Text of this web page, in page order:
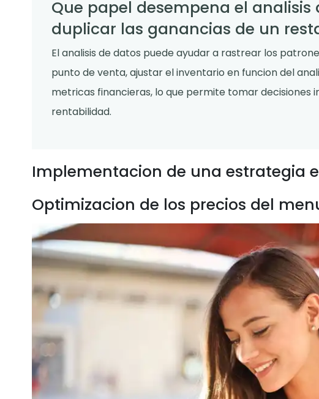
Que papel desempena el
duplicar las ganancias de un
El analisis de datos puede ayudar a rastrear los
punto de venta, ajustar el inventario en funcion del
metricas financieras, lo que permite tomar decisiones
rentabilidad.
Implementacion de una estrategia
Optimizacion de los precios del